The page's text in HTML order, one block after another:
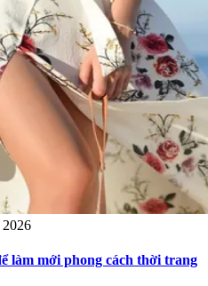
làm mới phong cách thời trang